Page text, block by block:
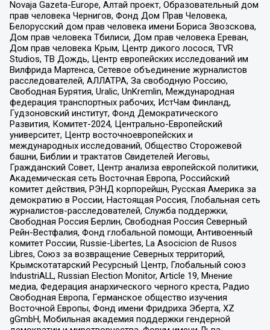
Novaja Gazeta-Europe, Алтай проект, Образовательный дом
прав человека Чернигов, Фонд Дом Прав Человека,
Белорусский дом прав человека имени Бориса Звозскова,
Дом прав человека Тбилиси, Дом прав человека Ереван,
Дом прав человека Крым, Центр дикого лосося, TVR
Studios, ТВ Дождь, Центр европейских исследований им
Вилфрида Мартенса, Сетевое объединение журналистов
расследователей, АЛЛАТРА, За свободную Россию,
Свободная Бурятия, Uralic, UnKremlin, Международная
федерация транспортных рабочих, ИстЧам Финланд,
Гудзоновский институт, Фонд Демократического
Развития, Комитет-2024, Центрально-Европейский
университет, Центр восточноевропейских и
международных исследований, Общество Сторожевой
башни, Библии и трактатов Свидетелей Иеговы,
Гражданский Совет, Центр анализа европейской политики,
Академическая сеть Восточная Европа, Российский
комитет действия, РЭНД корпорейшн, Русская Америка за
демократию в России, Настоящая Россия, Глобальная сеть
журналистов-расследователей, Служба поддержки,
Свободная Россия Берлин, Свободная Россия Северный
Рейн-Вестфалия, Фонд глобальной помощи, Антивоенный
комитет России, Russie-Libertes, La Asocicion de Rusos
Libres, Союз за возвращение Северных территорий,
Крымскотатарский Ресурсный Центр, Глобальный союз
IndustriALL, Russian Election Monitor, Article 19, Мнение
медиа, Федерация анархического черного креста, Радио
Свободная Европа, Германское общество изучения
Восточной Европы, Фонд имени Фридриха Эберта, XZ
gGmbH, Мобильная академия поддержки гендерной